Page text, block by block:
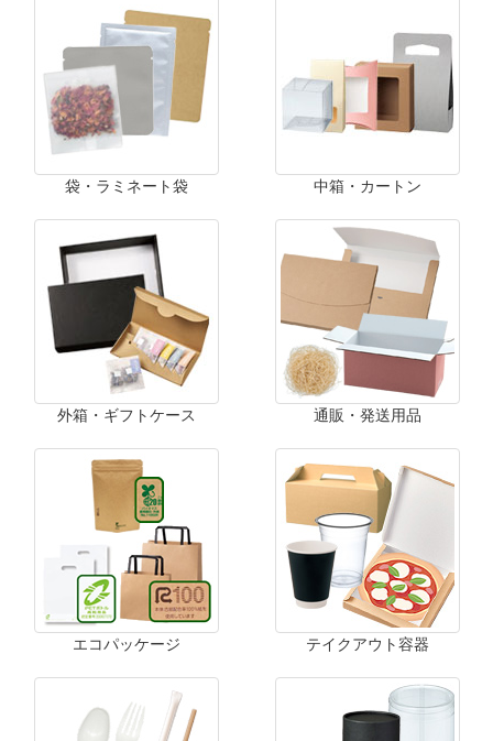
袋・ラミネート袋 中箱・カートン
外箱・ギフトケース 通販・発送用品
エコパッケージ テイクアウト容器